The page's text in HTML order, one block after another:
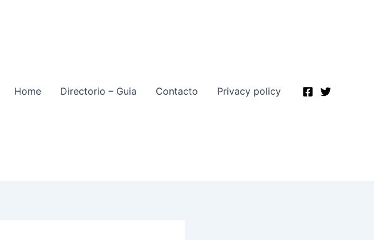
Home Directorio – Guia Contacto Privacy policy